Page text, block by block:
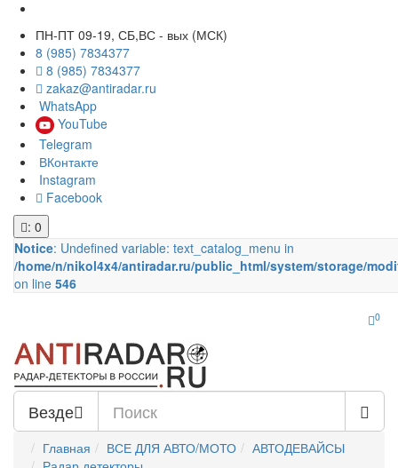
ПН-ПТ 09-19, СБ,ВС - вых (МСК)
8 (985) 7834377
8 (985) 7834377
zakaz@antiradar.ru
WhatsApp
YouTube
Telegram
ВКонтакте
Instagram
Facebook
: 0
Notice: Undefined variable: text_catalog_menu in
/home/n/nikol4x4/antiradar.ru/public_html/system/storage/
on line 546
0
Везде
Главная ВСЕ ДЛЯ АВТО/МОТО
АВТОДЕВАЙСЫ